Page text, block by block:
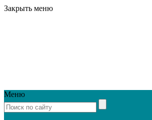
Закрыть меню
Меню